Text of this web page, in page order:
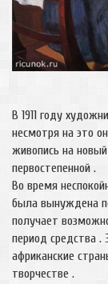
В 1911 году
несмотря на это
живопись на
первостепенной .
Во время
была вынуждена
получает
период средства
африканские
творчестве .